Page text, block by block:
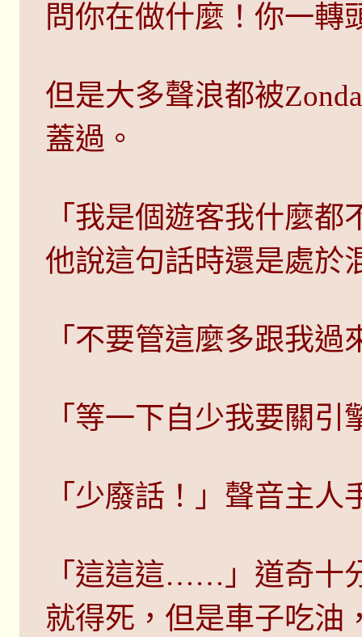
問你在做什麼！你一轉
但是大多聲浪都被
蓋過。
「我是個遊客我什麼
他說這句話時還是處於
「不要管這麼多跟我
「等一下自少我要關
「少廢話！」聲音主
「這這這……」道奇十
就得死，但是車子吃油